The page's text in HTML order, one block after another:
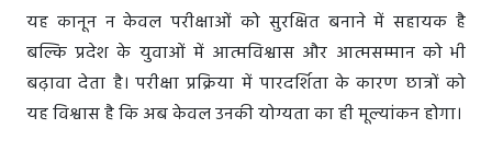
यह कानून न केवल परीक्षाओं को सुरक्षित बनाने में सहायक है
बल्कि प्रदेश के युवाओं में आत्मविश्वास और आत्मसम्मान को भी
बढ़ावा देता है। परीक्षा प्रक्रिया में पारदर्शिता के कारण छात्रों को
यह विश्वास है कि अब केवल उनकी योग्यता का ही मूल्यांकन होगा।